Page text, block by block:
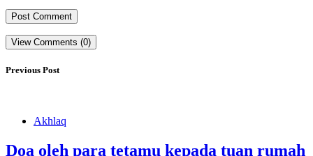
View Comments (0)
Previous Post
Akhlaq
Doa oleh para tetamu kepada tuan rumah